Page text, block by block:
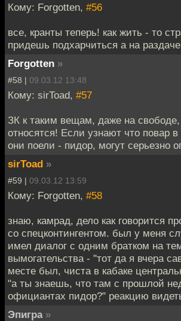
Кому: Forgotten, #56
все, кранты теперь! как жить - то
придешь подхарчиться а на
Forgotten »
#58 | 09.03.12 13:48
Кому: sirToad, #57
ЗК к таким вещам, даже на свободе,
относятся! Если узнают что повар в
они поели - пидор, могут серьезно
sirToad »
#59 | 09.03.12 13:59
Кому: Forgotten, #58
знаю, камрад, дело как говорится
со спецконтингентом. был у меня
имел диалог с одним братком на
вымогательства - "тот да я вчера
месте был, чиста в кабаке
"а ты знаешь, что там с прошлой
официантах пидор?" реакцию
Эпигра »